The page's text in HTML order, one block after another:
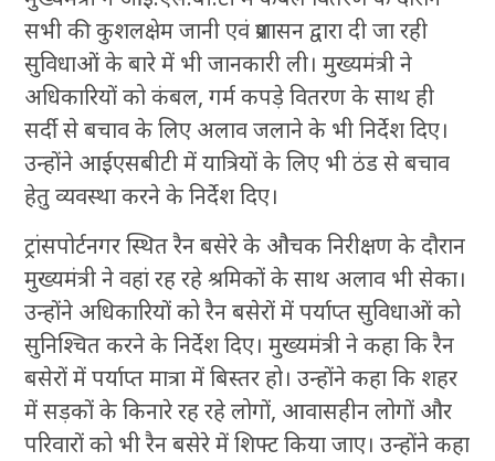
सभी की कुशलक्षेम जानी एवं प्रशासन द्वारा दी जा रही
सुविधाओं के बारे में भी जानकारी ली। मुख्यमंत्री ने
अधिकारियों को कंबल, गर्म कपड़े वितरण के साथ ही
सर्दी से बचाव के लिए अलाव जलाने के भी निर्देश दिए।
उन्होंने आईएसबीटी में यात्रियों के लिए भी ठंड से बचाव
हेतु व्यवस्था करने के निर्देश दिए।
ट्रांसपोर्टनगर स्थित रैन बसेरे के औचक निरीक्षण के दौरान
मुख्यमंत्री ने वहां रह रहे श्रमिकों के साथ अलाव भी सेका।
उन्होंने अधिकारियों को रैन बसेरों में पर्याप्त सुविधाओं को
सुनिश्चित करने के निर्देश दिए। मुख्यमंत्री ने कहा कि रैन
बसेरों में पर्याप्त मात्रा में बिस्तर हो। उन्होंने कहा कि शहर
में सड़कों के किनारे रह रहे लोगों, आवासहीन लोगों और
परिवारों को भी रैन बसेरे में शिफ्ट किया जाए। उन्होंने कहा